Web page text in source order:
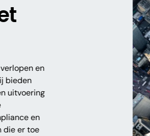
en
bieden
uitvoering
en
die er toe